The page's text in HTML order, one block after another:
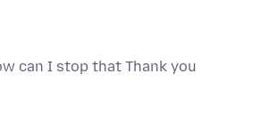
can I stop that Thank you